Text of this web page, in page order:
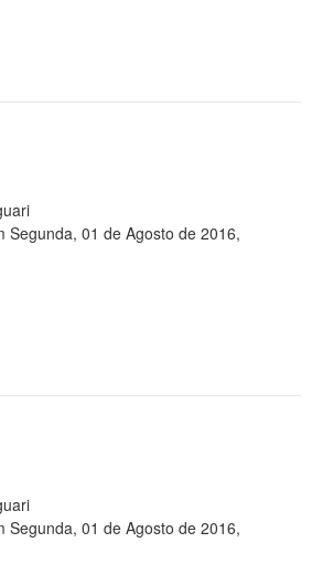
Segunda, 01 de Agosto de 2016,
Segunda, 01 de Agosto de 2016,